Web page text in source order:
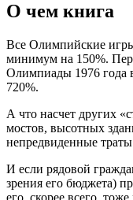
О чем книга
Все Олимпийские
минимум на 150%.
Олимпиады 1976 года
720%.
А что насчет других
мостов, высотных
непредвиденные
И если рядовой
зрения его бюджета)
его, скорее всего,